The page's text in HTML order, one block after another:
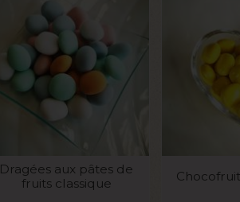
Dragées aux pâtes de
fruits classique